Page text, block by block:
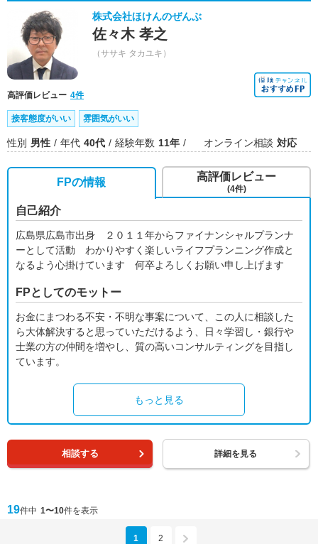
株式会社ほけんのぜんぶ
佐々木 孝之
（ササキ タカユキ）
高評価レビュー 4件
接客態度がいい 雰囲気がいい
性別 男性 年代 40代 経験年数 11年 オンライン相談 対応
FPの情報
自己紹介
広島県広島市出身 ２０１１年からファイナンシャルプランナ
ーとして活動 わかりやすく楽しいライフプランニング作成と
なるよう心掛けています 何卒よろしくお願い申し上げます
FPとしてのモットー
お金にまつわる不安・不明な事案について、この人に相談した
ら大体解決すると思っていただけるよう、日々学習し・銀行や
士業の方の仲間を増やし、質の高いコンサルティングを目指し
ています。
もっと見る
高評価レビュー
(4件)
相談する 詳細を見る
19件中 1〜10件を表示
1 2